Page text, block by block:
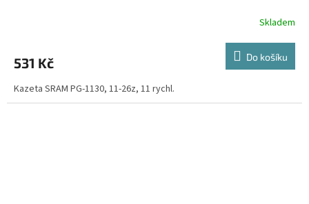
Skladem
531 Kč Do košíku
Kazeta SRAM PG-1130, 11-26z, 11 rychl.